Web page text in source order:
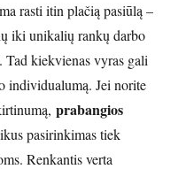
rasti itin plačią pasiūlą –
iki unikalių rankų darbo
kiekvienas vyras gali
individualumą. Jei norite
prabangios
pasirinkimas tiek
Renkantis verta